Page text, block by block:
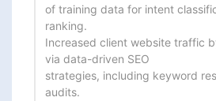
of training data for intent
ranking.
Increased client website traffic
via data-driven SEO
strategies, including keyword
audits.